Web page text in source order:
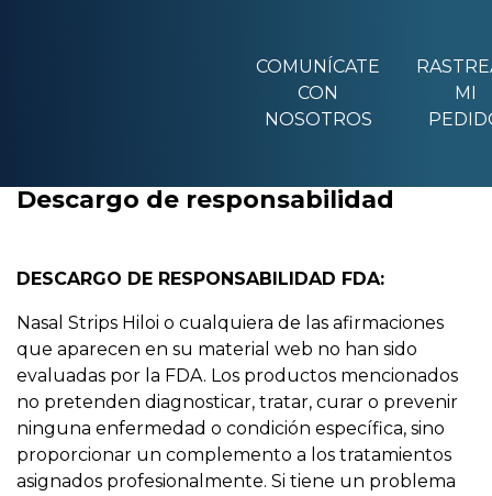
COMUNÍCATE
CON
NOSOTROS
MI
Descargo de responsabilidad
DESCARGO DE RESPONSABILIDAD FDA:
Nasal Strips Hiloi o cualquiera de las afirmaciones
que aparecen en su material web no han sido
evaluadas por la FDA. Los productos mencionados
no pretenden diagnosticar, tratar, curar o prevenir
ninguna enfermedad o condición específica, sino
proporcionar un complemento a los tratamientos
asignados profesionalmente. Si tiene un problema